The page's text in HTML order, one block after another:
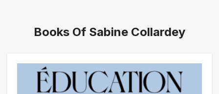
Books Of Sabine Collardey